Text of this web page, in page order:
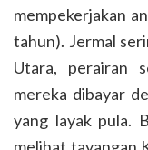
mempekerjakan
tahun). Jermal
Utara, perairan
mereka dibayar
yang layak pula.